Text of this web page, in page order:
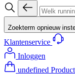
Zoekterm opnieuw
Klantenservice
Inloggen
undefined